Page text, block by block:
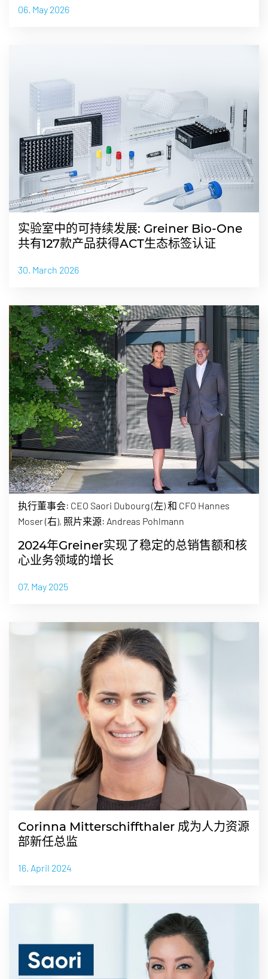
06. May 2026
实验室中的可持续发展: Greiner Bio-One
共有127款产品获得ACT生态标签认证
30. March 2026
2024年Greiner实现了稳定的总销售额和核
心业务领域的增长
07. May 2025
执行董事会: CEO Saori Dubourg (左) 和 CFO Hannes
Moser (右), 照片来源: Andreas Pohlmann
Corinna Mitterschiffthaler 成为人力资源
部新任总监
16. April 2024